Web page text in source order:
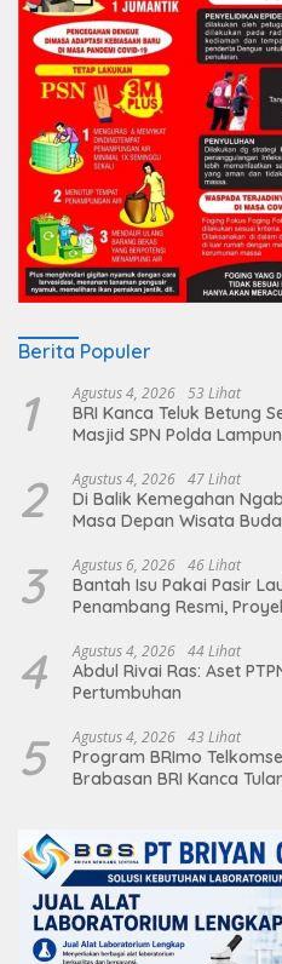
Berita Populer
1 Agustus 4, 2026 53 Lihat
BRI Kanca Teluk Betung
Masjid SPN Polda
2 Agustus 4, 2026 47 Lihat
Di Balik Kemegahan
Masa Depan Wisata
3 Agustus 6, 2026 46 Lihat
Bantah Isu Pakai Pasir
Penambang Resmi,
4 Agustus 4, 2026 44 Lihat
Abdul Rivai Ras: Aset
Pertumbuhan
5 Agustus 4, 2026 43 Lihat
Program BRImo
Brabasan BRI Kanca